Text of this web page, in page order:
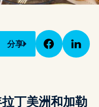
分享
丁美洲和加勒